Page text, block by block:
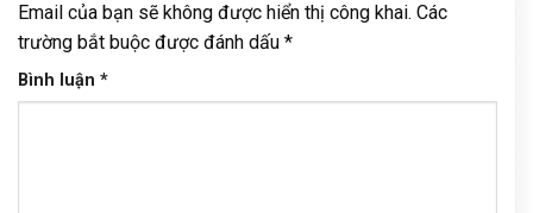
Email của bạn sẽ không được hiển thị công khai. Các
trường bắt buộc được đánh dấu *
Bình luận *